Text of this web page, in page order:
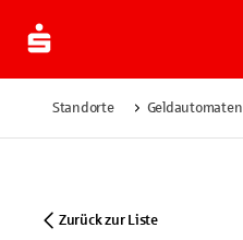
Standorte Geldautomaten
Zurück zur Liste